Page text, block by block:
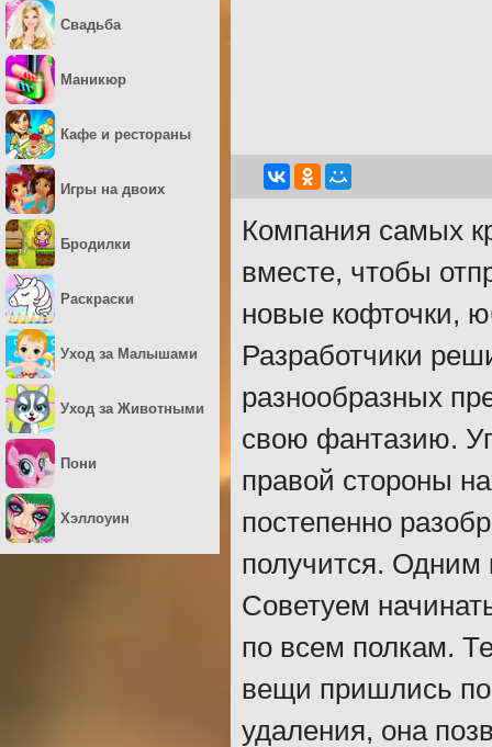
Компания самых
вместе, чтобы
новые кофточки,
Разработчики
разнообразных
свою фантазию.
правой стороны
постепенно
получится.
Советуем
по всем полкам.
вещи пришлись по
удаления, она
Свадьба
Маникюр
Кафе и рестораны
Игры на двоих
Бродилки
Раскраски
Уход за Малышами
Уход за Животными
Пони
Хэллоуин